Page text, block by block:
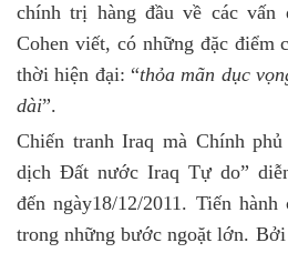
chính trị hàng đầu về các vấn
Cohen viết, có những đặc điểm
thời hiện đại: “thỏa mãn dục
dài”.
Chiến tranh Iraq mà Chính
dịch Đất nước Iraq Tự do”
đến ngày18/12/2011. Tiến
trong những bước ngoặt lớn.